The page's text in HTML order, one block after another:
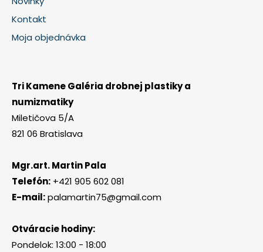
Kontakt
Moja objednávka
Tri Kamene Galéria drobnej plastiky a
numizmatiky
Miletičova 5/A
821 06 Bratislava
Mgr.art. Martin Pala
Telefón: +421 905 602 081
E-mail:palamartin75@gmail.com
Otváracie hodiny:
Pondelok: 13:00 - 18:00